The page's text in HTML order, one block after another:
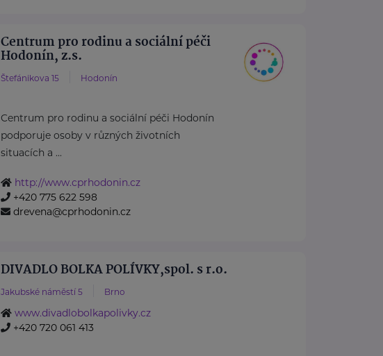
Centrum pro rodinu a sociální péči
Hodonín, z.s.
Štefánikova 15 Hodonín
Centrum pro rodinu a sociální péči Hodonín
podporuje osoby v různých životních
situacích a ...
http://www.cprhodonin.cz
+420 775 622 598
drevena@cprhodonin.cz
DIVADLO BOLKA POLÍVKY,spol. s r.o.
Jakubské náměstí 5 Brno
www.divadlobolkapolivky.cz
+420 720 061 413